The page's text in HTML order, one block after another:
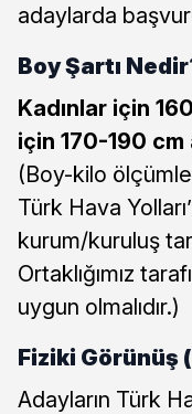
adaylarda
Boy Şartı
Kadınlar için
için 170-190
(Boy-kilo
Türk Hava
kurum/kuruluş
Ortaklığımız
uygun olmalıdır.)
Fiziki Görünüş
Adayların Türk